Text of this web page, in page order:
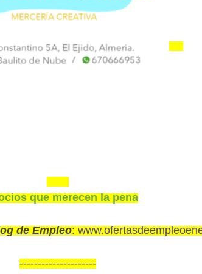
que merecen la pena
de Empleo:
---------------------